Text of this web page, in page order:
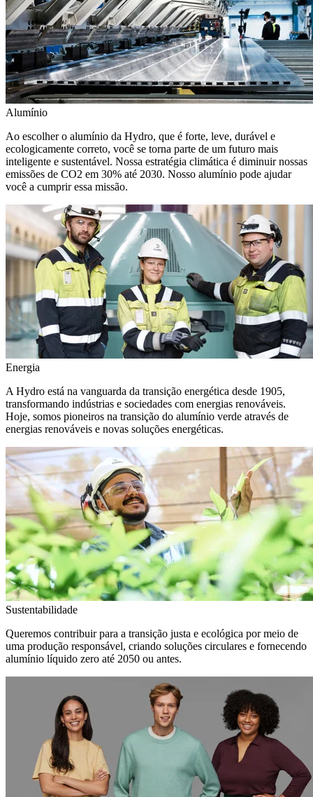
Alumínio
Ao escolher o alumínio da Hydro, que é forte, leve, durável e
ecologicamente correto, você se torna parte de um futuro mais
inteligente e sustentável. Nossa estratégia climática é diminuir nossas
emissões de CO2 em 30% até 2030. Nosso alumínio pode ajudar
você a cumprir essa missão.
Energia
A Hydro está na vanguarda da transição energética desde 1905,
transformando indústrias e sociedades com energias renováveis.
Hoje, somos pioneiros na transição do alumínio verde através de
energias renováveis e novas soluções energéticas.
Sustentabilidade
Queremos contribuir para a transição justa e ecológica por meio de
uma produção responsável, criando soluções circulares e fornecendo
alumínio líquido zero até 2050 ou antes.